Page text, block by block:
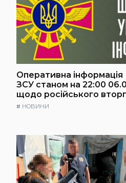
Оперативна інформація
ЗСУ станом на 22:00
щодо російського
# НОВИНИ